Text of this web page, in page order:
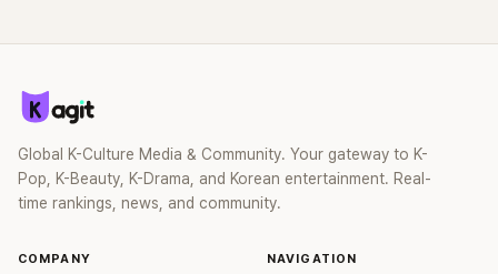
Global K-Culture Media & Community. Your gateway to K-
Pop, K-Beauty, K-Drama, and Korean entertainment. Real-
time rankings, news, and community.
COMPANY NAVIGATION